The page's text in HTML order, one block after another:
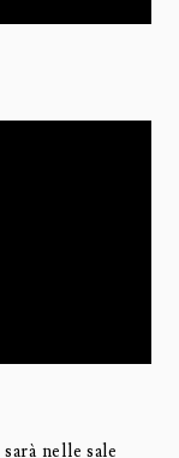
sarà nelle sale